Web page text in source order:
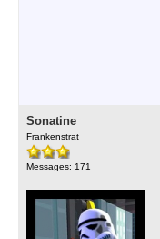
Sonatine
Frankenstrat
Messages: 171